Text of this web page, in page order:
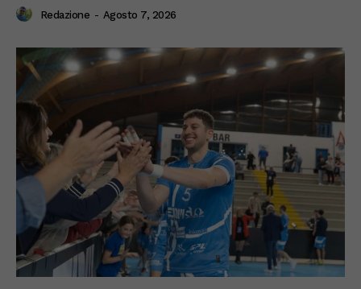
Redazione - Agosto 7, 2026